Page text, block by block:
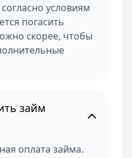
условиям
погасить
скорее, чтобы
займ
оплата займа.